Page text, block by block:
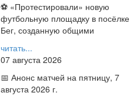
⚽ ️«Протестировали» новую
футбольную площадку в посёлке
Бег, созданную общими
читать...
07 августа 2026
📅 Анонс матчей на пятницу, 7
августа 2026 г.